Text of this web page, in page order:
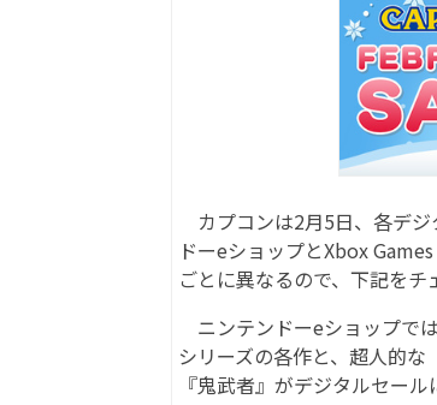
カプコンは2月5日、各デジ
ドーeショップとXbox
ごとに異なるので、下記をチ
ニンテンドーeショップで
シリーズの各作と、超人的
『鬼武者』がデジタルセール